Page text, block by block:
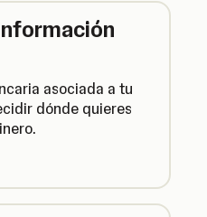
asociada a tu
dónde quieres